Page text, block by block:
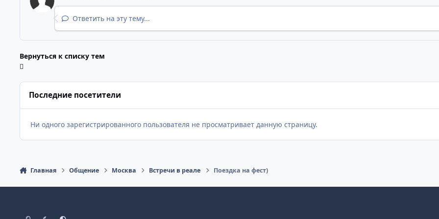
Ответить на эту тему...
Вернуться к списку тем
Последние посетители
Ни одного зарегистрированного пользователя не просматривает данную страницу.
Главная Общение Москва Встречи в реале Поездка на фест)
Светлый режим
Темный режим
Как в системе